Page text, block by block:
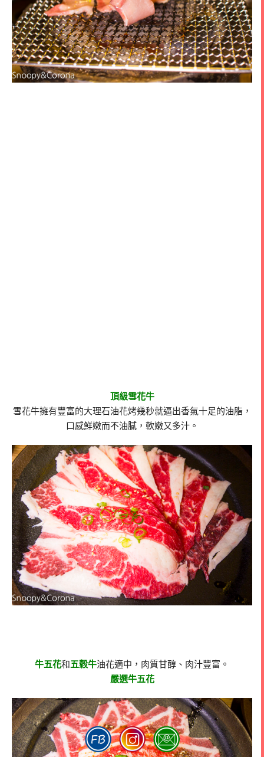
頂級雪花牛
雪花牛擁有豐富的大理石油花烤幾秒就逼出香氣十足的油脂，
口感鮮嫩而不油膩，軟嫩又多汁。
牛五花和五穀牛油花適中，肉質甘醇、肉汁豐富。
嚴選牛五花